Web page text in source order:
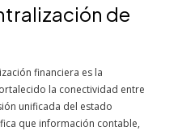
de
financiera es la
la conectividad entre
unificada del estado
que información contable,